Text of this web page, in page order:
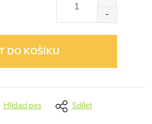
DO KOŠÍKU
Hlídací pes Sdílet